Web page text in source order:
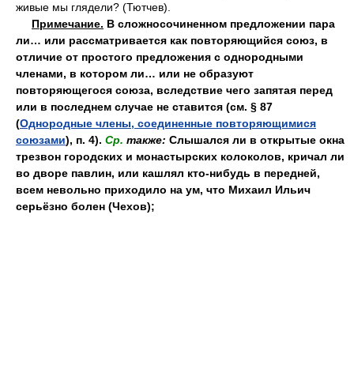
живые мы глядели? (Тютчев).
Примечание. В сложносочиненном предложении пара
ли… или рассматривается как повторяющийся союз, в
отличие от простого предложения с однородными
членами, в котором ли… или не образуют
повторяющегося союза, вследствие чего запятая перед
или в последнем случае не ставится (см. § 87
(Однородные члены, соединенные повторяющимися
союзами), п. 4). Ср. также: Слышался ли в открытые окна
трезвон городских и монастырских колоколов, кричал ли
во дворе павлин, или кашлял кто-нибудь в передней,
всем невольно приходило на ум, что Михаил Ильич
серьёзно болен (Чехов);